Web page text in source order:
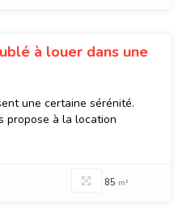
à louer dans une
une certaine sérénité.
propose à la location
85 m²